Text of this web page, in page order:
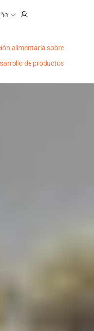
alimentaria sobre
de productos